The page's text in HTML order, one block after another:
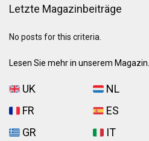
Letzte Magazinbeiträge
No posts for this criteria.
Lesen Sie mehr in unserem Magazin...
UK
FR
GR
NL
ES
IT